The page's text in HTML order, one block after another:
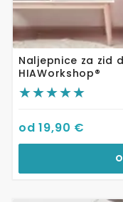
Naljepnice za zid
HIAWorkshop®
od19,90 €